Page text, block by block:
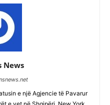
News
e një Agjencie të Pavarur